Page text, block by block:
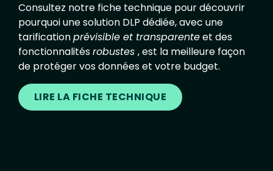
Consultez notre fiche technique pour découvrir
pourquoi une solution DLP dédiée, avec une
tarificationprévisible et transparenteet des
fonctionnalitésrobustes , est la meilleure façon
de protéger vos données et votre budget.
LIRE LA FICHE TECHNIQUE